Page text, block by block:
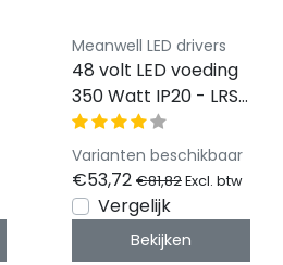
Meanwell LED drivers
48 volt LED voeding
350 Watt IP20 - LRS-
350-48
Varianten beschikbaar
€53,72 €81,82Excl. btw
Vergelijk
Bekijken